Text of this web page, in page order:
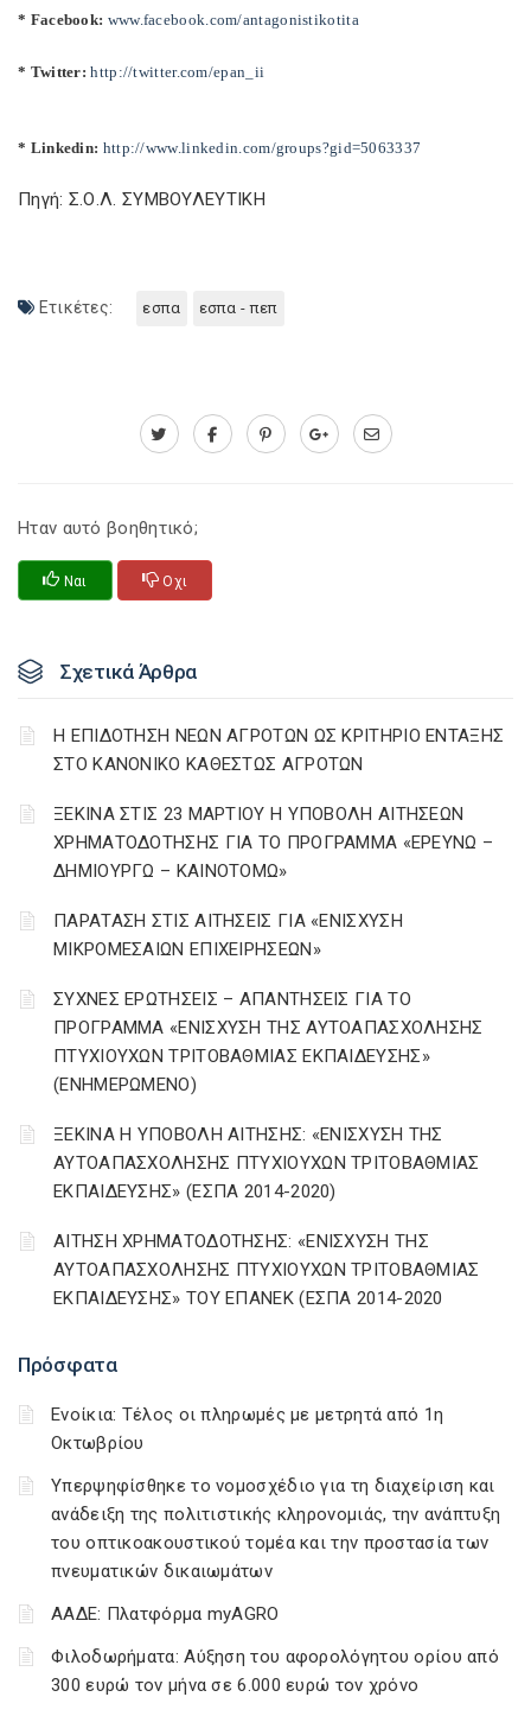
Πρόσφατα
Ενοίκια: Τέλος οι πληρωμές με μετρητά από 1η
Οκτωβρίου
Υπερψηφίσθηκε το νομοσχέδιο για τη διαχείριση και
ανάδειξη της πολιτιστικής κληρονομιάς, την ανάπτυξη
του οπτικοακουστικού τομέα και την προστασία των
πνευματικών δικαιωμάτων
ΑΑΔΕ: Πλατφόρμα myAGRO
Φιλοδωρήματα: Αύξηση του αφορολόγητου ορίου από
300 ευρώ τον μήνα σε 6.000 ευρώ τον χρόνο
* Facebook: www.facebook.com/antagonistikotita
* Twitter: http://twitter.com/epan_ii
* Linkedin: http://www.linkedin.com/groups?gid=5063337
Πηγή: Σ.Ο.Λ. ΣΥΜΒΟΥΛΕΥΤΙΚΗ
Ετικέτες: εσπα εσπα - πεπ
Ηταν αυτό βοηθητικό;
Ναι Οχι
Σχετικά Άρθρα
Η ΕΠΙΔΟΤΗΣΗ ΝΕΩΝ ΑΓΡΟΤΩΝ ΩΣ ΚΡΙΤΗΡΙΟ ΕΝΤΑΞΗΣ
ΣΤΟ ΚΑΝΟΝΙΚΟ ΚΑΘΕΣΤΩΣ ΑΓΡΟΤΩΝ
ΞΕΚΙΝΑ ΣΤΙΣ 23 ΜΑΡΤΙΟΥ Η ΥΠΟΒΟΛΗ ΑΙΤΗΣΕΩΝ
ΧΡΗΜΑΤΟΔΟΤΗΣΗΣ ΓΙΑ ΤΟ ΠΡΟΓΡΑΜΜΑ «ΕΡΕΥΝΩ –
ΔΗΜΙΟΥΡΓΩ – ΚΑΙΝΟΤΟΜΩ»
ΠΑΡΑΤΑΣΗ ΣΤΙΣ ΑΙΤΗΣΕΙΣ ΓΙΑ «ΕΝΙΣΧΥΣΗ
ΜΙΚΡΟΜΕΣΑΙΩΝ ΕΠΙΧΕΙΡΗΣΕΩΝ»
ΣΥΧΝΕΣ ΕΡΩΤΗΣΕΙΣ – ΑΠΑΝΤΗΣΕΙΣ ΓΙΑ ΤΟ
ΠΡΟΓΡΑΜΜΑ «ΕΝΙΣΧΥΣΗ ΤΗΣ ΑΥΤΟΑΠΑΣΧΟΛΗΣΗΣ
ΠΤΥΧΙΟΥΧΩΝ ΤΡΙΤΟΒΑΘΜΙΑΣ ΕΚΠΑΙΔΕΥΣΗΣ»
(ΕΝΗΜΕΡΩΜΕΝΟ)
ΞΕΚΙΝΑ Η ΥΠΟΒΟΛΗ ΑΙΤΗΣΗΣ: «ΕΝΙΣΧΥΣΗ ΤΗΣ
ΑΥΤΟΑΠΑΣΧΟΛΗΣΗΣ ΠΤΥΧΙΟΥΧΩΝ ΤΡΙΤΟΒΑΘΜΙΑΣ
ΕΚΠΑΙΔΕΥΣΗΣ» (ΕΣΠΑ 2014-2020)
ΑΙΤΗΣΗ ΧΡΗΜΑΤΟΔΟΤΗΣΗΣ: «ΕΝΙΣΧΥΣΗ ΤΗΣ
ΑΥΤΟΑΠΑΣΧΟΛΗΣΗΣ ΠΤΥΧΙΟΥΧΩΝ ΤΡΙΤΟΒΑΘΜΙΑΣ
ΕΚΠΑΙΔΕΥΣΗΣ» ΤΟΥ ΕΠΑΝΕΚ (ΕΣΠΑ 2014-2020